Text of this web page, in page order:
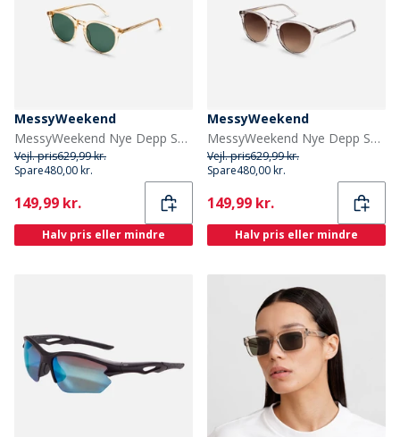
MessyWeekend
MessyWeekend Nye Depp Solbriller Champagne
Vejl. pris629,99 kr.
Spare480,00 kr.
Current
149,99 kr.
Halv pris eller mindre
MessyWeekend
MessyWeekend Nye Depp Solbriller Roser
Vejl. pris629,99 kr.
Spare480,00 kr.
Current
149,99 kr.
Halv pris eller mindre